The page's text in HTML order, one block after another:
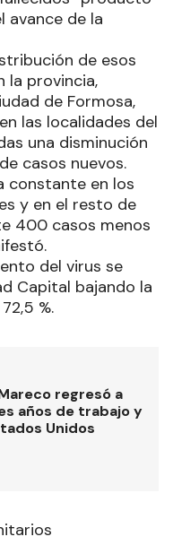
avance de la
de esos
la provincia,
de Formosa,
las localidades del
una disminución
casos nuevos.
constante en los
y en el resto de
400 casos menos
del virus se
Capital bajando la
%.
regresó a
años de trabajo y
Unidos